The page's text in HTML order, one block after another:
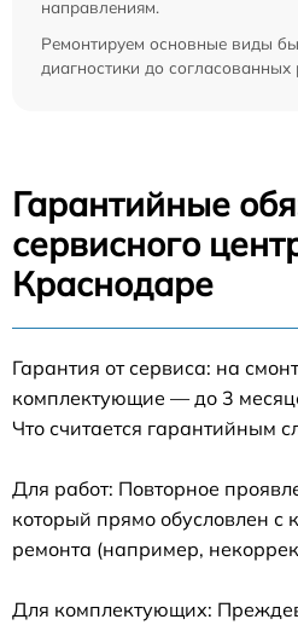
направлениям.
Ремонтируем основные виды
диагностики до
Гарантийные
сервисного
Краснодаре
Гарантия от сервиса: на
комплектующие — до 3
Что считается гарантийным
Для работ: Повторное
который прямо обусловлен с
ремонта (например,
Для комплектующих: